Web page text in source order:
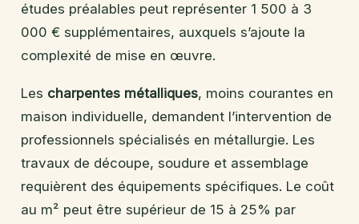
études préalables peut représenter 1 500 à 3
000 € supplémentaires, auxquels s’ajoute la
complexité de mise en œuvre.
Les charpentes métalliques, moins courantes en
maison individuelle, demandent l’intervention de
professionnels spécialisés en métallurgie. Les
travaux de découpe, soudure et assemblage
requièrent des équipements spécifiques. Le coût
au m² peut être supérieur de 15 à 25% par